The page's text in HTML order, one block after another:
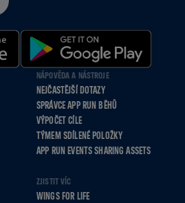
NÁPOVĚDA A NÁSTROJE
NEJČASTĚJŠÍ DOTAZY
SPRÁVCE APP RUN BĚHŮ
VÝPOČET CÍLE
TÝMEM SDÍLENÉ POLOŽKY
APP RUN EVENTS SHARING ASSETS
ZJISTIT VÍC
WINGS FOR LIFE